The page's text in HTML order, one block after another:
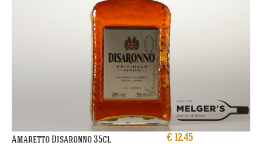
Amaretto Disaronno 35cl € 12,45